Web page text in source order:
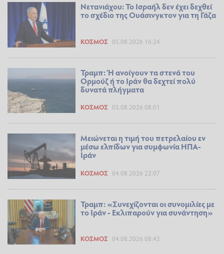
Νετανιάχου: Το Ισραήλ δεν έχει δεχθεί
το σχέδιο της Ουάσινγκτον για τη Γάζα
ΚΌΣΜΟΣ 05.08.2026 16:24
Τραμπ: Ή ανοίγουν τα στενά του
Ορμούζ ή το Ιράν θα δεχτεί πολύ
δυνατά πλήγματα
ΚΌΣΜΟΣ 05.08.2026 08:01
Μειώνεται η τιμή του πετρελαίου εν
μέσω ελπίδων για συμφωνία ΗΠΑ-
Ιράν
ΚΌΣΜΟΣ 04.08.2026 22:07
Τραμπ: «Συνεχίζονται οι συνομιλίες με
το Ιράν - Εκλιπαρούν για συνάντηση»
ΚΌΣΜΟΣ 04.08.2026 08:42